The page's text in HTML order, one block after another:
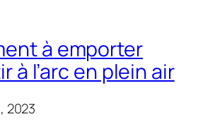
à emporter
à l’arc en plein air
2023